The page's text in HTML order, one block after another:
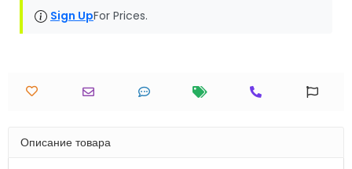
Sign UpFor Prices.
Описание товара